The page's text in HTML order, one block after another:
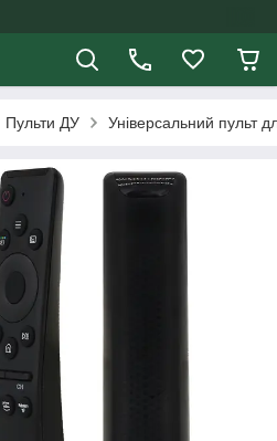
Пульти ДУ Універсальний пульт